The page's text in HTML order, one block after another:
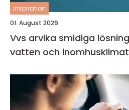
inspiration
01. August 2026
Vvs arvika smidiga lösningar för värme,
vatten och inomhusklimat